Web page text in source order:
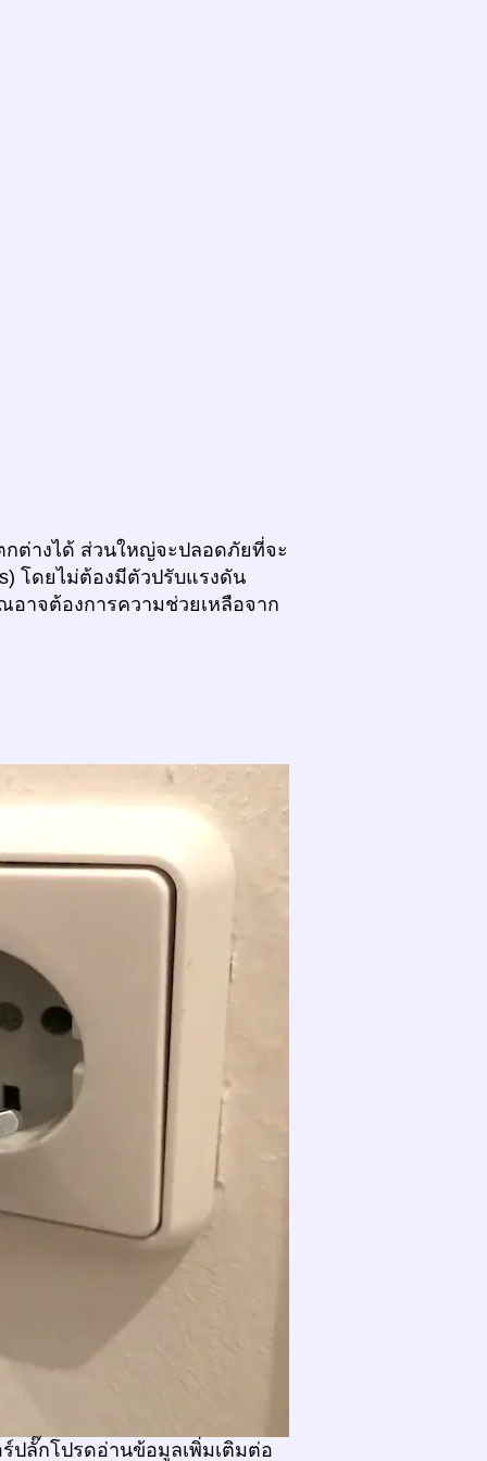
ต่างได้ ส่วนใหญ่จะปลอดภัยที่จะ
โดยไม่ต้องมีตัวปรับแรงดัน
าจต้องการความช่วยเหลือจาก
ปลั๊กโปรดอ่านข้อมูลเพิ่มเติมต่อ